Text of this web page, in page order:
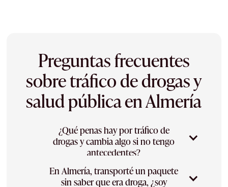
Preguntas frecuentes
sobre tráfico de drogas y
salud pública en Almería
¿Qué penas hay por tráfico de
drogas y cambia algo si no tengo
antecedentes?
Las penas varían según el tipo de sustancia
En Almería, transporté un paquete
sin saber que era droga, ¿soy